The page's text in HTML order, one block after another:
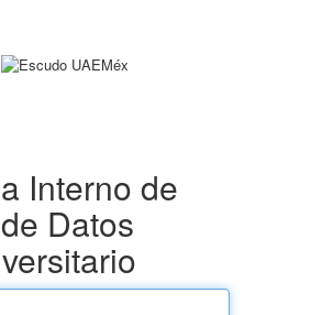
Interno de
Datos